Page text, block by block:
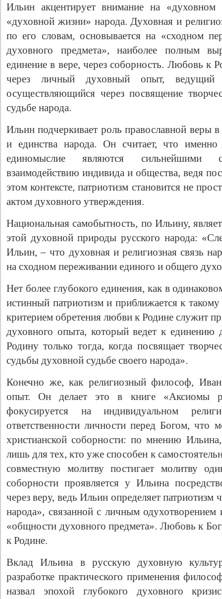
Ильин акцентирует внимание на «духовном
«духовной жизни» народа. Духовная и
по его словам, основывается на «сходном
духовного предмета», наиболее полным
единение в вере, через соборность. Любовь к
через личный духовный опыт,
осуществляющийся через посвящение
судьбе народа.
Ильин подчеркивает роль православной веры
и единства народа. Он считает, что
единомыслие являются сильнейшими
взаимодействию индивида и общества, ведя
этом контексте, патриотизм становится не
актом духовного утверждения.
Национальная самобытность, по Ильину,
этой духовной природы русского народа:
Ильин, – что духовная и религиозная связь
на сходном переживании единого и общего
Нет более глубокого единения, как в
истинный патриотизм и приближается к
критерием обретения любви к Родине служит
духовного опыта, который ведет к единению
Родину только тогда, когда посвящает
судьбы духовной судьбе своего народа».
Конечно же, как религиозный философ,
опыт. Он делает это в книге «Аксиомы
фокусируется на индивидуальном
ответственности личности перед Богом, что
христианской соборности: по мнению
лишь для тех, кто уже способен к
совместную молитву постигает молитву
соборности проявляется у Ильина
через веру, ведь Ильин определяет
народа», связанной с личным
«общности духовного предмета». Любовь к
к Родине.
Вклад Ильина в русскую духовную
разработке практического применения
назвал эпохой глубокого духовного